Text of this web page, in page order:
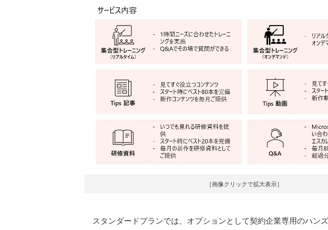
［画像クリックで拡大表示］
スタンダードプランでは、オプションとして契約企業専用のハン